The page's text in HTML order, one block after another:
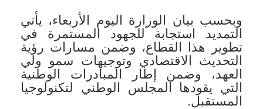
وبحسب بيان الوزارة اليوم الأربعاء، يأتي
التمديد استجابة للجهود المستمرة في
تطوير هذا القطاع، وضمن مسارات رؤية
التحديث الاقتصادي وتوجيهات سمو ولي
العهد، وضمن إطار المبادرات الوطنية
التي يقودها المجلس الوطني لتكنولوجيا
المستقبل.